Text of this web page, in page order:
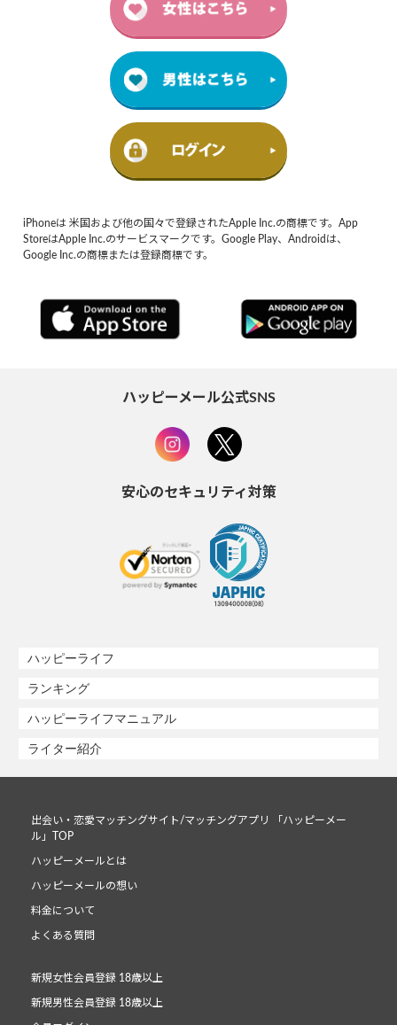
iPhoneは 米国および他の国々で登録されたApple Inc.の商標です。App
StoreはApple Inc.のサービスマークです。Google Play、Androidは、
Google Inc.の商標または登録商標です。
ハッピーメール公式SNS
安心のセキュリティ対策
ハッピーライフ
ランキング
ハッピーライフマニュアル
ライター紹介
出会い・恋愛マッチングサイト/マッチングアプリ 「ハッピーメー
ル」TOP
ハッピーメールとは
ハッピーメールの想い
料金について
よくある質問
新規女性会員登録 18歳以上
新規男性会員登録 18歳以上